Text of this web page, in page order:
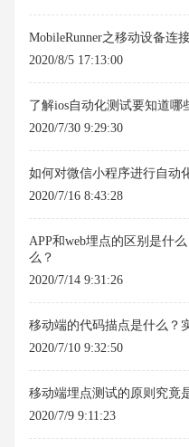
MobileRunner之移动设备连
2020/8/5 17:13:00
了解ios自动化测试要知道哪
2020/7/30 9:29:30
如何对微信小程序进行自动
2020/7/16 8:43:28
APP和web埋点的区别是什
么？
2020/7/14 9:31:26
移动端的代码描点是什么？
2020/7/10 9:32:50
移动端埋点测试的原则究竟
2020/7/9 9:11:23